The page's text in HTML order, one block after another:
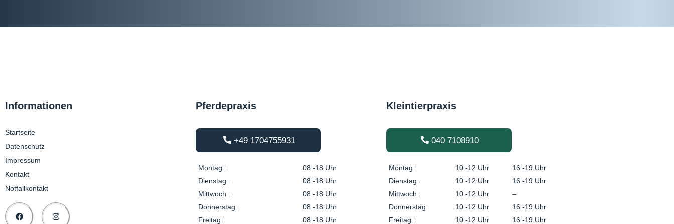
Informationen
Startseite
Datenschutz
Impressum
Kontakt
Notfallkontakt
Pferdepraxis
+49 1704755931
Montag :
08 -18 Uhr
Dienstag :
08 -18 Uhr
Mittwoch :
08 -18 Uhr
Donnerstag :
08 -18 Uhr
Freitag :
08 -18 Uhr
Kleintierpraxis
040 7108910
Montag : 10 -12 Uhr
16 -19 Uhr
Dienstag :
10 -12 Uhr
16 -19 Uhr
Mittwoch :
10 -12 Uhr
–
Donnerstag :
10 -12 Uhr
16 -19 Uhr
Freitag :
10 -12 Uhr 16 -19 Uhr